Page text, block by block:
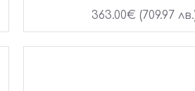
363.00€ (709.97